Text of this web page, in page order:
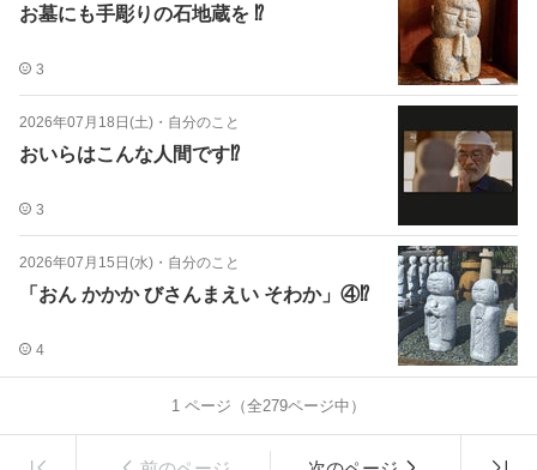
お墓にも手彫りの石地蔵を ⁉️
3
2026年07月18日(土) ・ 自分のこと
おいらはこんな人間です⁉️
3
2026年07月15日(水) ・ 自分のこと
「おん かかか びさんまえい そわか」④⁉️
4
1 ページ（全279ページ中）